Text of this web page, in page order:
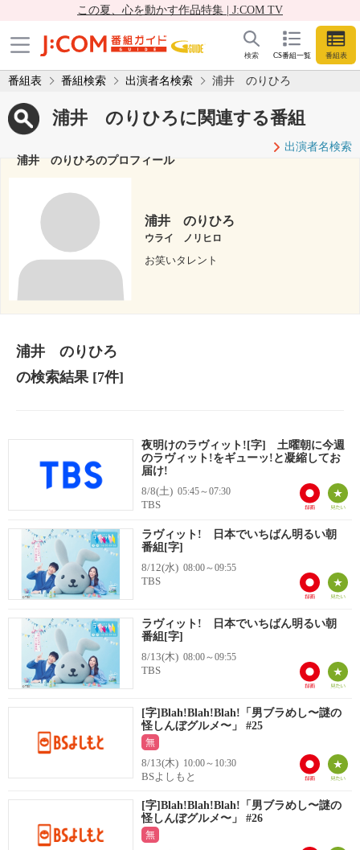
この夏、心を動かす作品特集 | J:COM TV
CS番組一覧 番組表
検索
番組表 番組検索 出演者名検索 浦井 のりひろ
浦井 のりひろに関連する番組
出演者名検索
浦井 のりひろのプロフィール
浦井 のりひろ
ウライ ノリヒロ
お笑いタレント
浦井 のりひろ
の検索結果[7件]
夜明けのラヴィット![字] 土曜朝に今週
のラヴィット!をギューッ!と凝縮してお
届け!
8/8(土) 05:45～07:30
TBS
ラヴィット! 日本でいちばん明るい朝
番組[字]
8/12(水) 08:00～09:55
TBS
ラヴィット! 日本でいちばん明るい朝
番組[字]
8/13(木) 08:00～09:55
TBS
[字]Blah!Blah!Blah!「男ブラめし〜謎の
怪しんぼグルメ〜」 #25
無
8/13(木) 10:00～10:30
BSよしもと
[字]Blah!Blah!Blah!「男ブラめし〜謎の
怪しんぼグルメ〜」 #26
無